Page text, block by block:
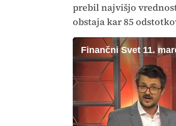
prebil najvišjo
obstaja kar 85
Finančni Svet 11.